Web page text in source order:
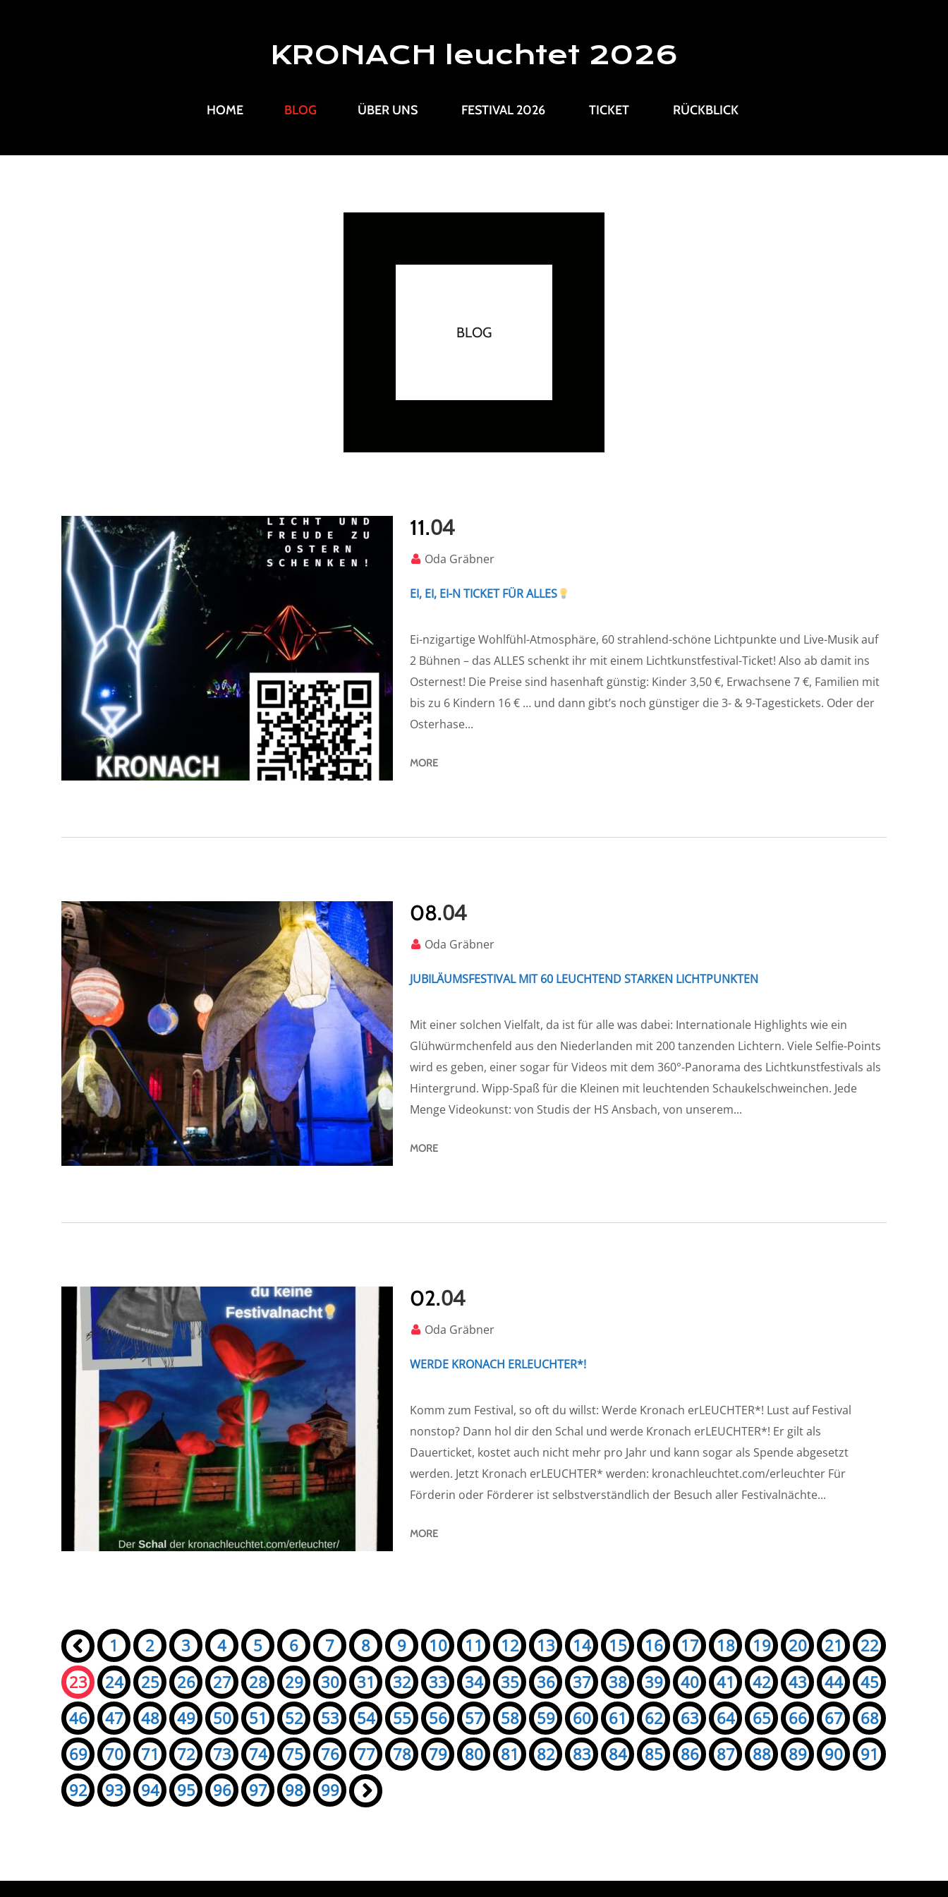
KRONACH leuchtet 2026
HOME BLOG ÜBER UNS FESTIVAL 2026 TICKET RÜCKBLICK
BLOG
11.04
Oda Gräbner
EI, EI, EI-N TICKET FÜR ALLES
Ei-nzigartige Wohlfühl-Atmosphäre, 60 strahlend-schöne Lichtpunkte und Live-Musik auf
2 Bühnen – das ALLES schenkt ihr mit einem Lichtkunstfestival-Ticket! Also ab damit ins
Osternest! Die Preise sind hasenhaft günstig: Kinder 3,50 €, Erwachsene 7 €, Familien mit
bis zu 6 Kindern 16 € … und dann gibt’s noch günstiger die 3- & 9-Tagestickets. Oder der
Osterhase...
MORE
08.04
Oda Gräbner
JUBILÄUMSFESTIVAL MIT 60 LEUCHTEND STARKEN LICHTPUNKTEN
Mit einer solchen Vielfalt, da ist für alle was dabei: Internationale Highlights wie ein
Glühwürmchenfeld aus den Niederlanden mit 200 tanzenden Lichtern. Viele Selfie-Points
wird es geben, einer sogar für Videos mit dem 360°-Panorama des Lichtkunstfestivals als
Hintergrund. Wipp-Spaß für die Kleinen mit leuchtenden Schaukelschweinchen. Jede
Menge Videokunst: von Studis der HS Ansbach, von unserem...
MORE
02.04
Oda Gräbner
WERDE KRONACH ERLEUCHTER*!
Komm zum Festival, so oft du willst: Werde Kronach erLEUCHTER*! Lust auf Festival
nonstop? Dann hol dir den Schal und werde Kronach erLEUCHTER*! Er gilt als
Dauerticket, kostet auch nicht mehr pro Jahr und kann sogar als Spende abgesetzt
werden. Jetzt Kronach erLEUCHTER* werden: kronachleuchtet.com/erleuchter Für
Förderin oder Förderer ist selbstverständlich der Besuch aller Festivalnächte...
MORE
Seiten:
« 1 2 3 4 5 6 7 8 9 10 11 12 13 14 15 16 17 18 19 20 21
22
23
24 25 26 27 28 29 30 31 32 33 34 35 36 37 38 39 40 41 42 43 44
45
46
47 48 49 50 51 52 53 54 55 56 57 58 59 60 61 62 63 64 65 66 67
68
69
70 71 72 73 74 75 76 77 78 79 80 81 82 83 84 85 86 87 88 89 90
91
92
93 94 95 96 97 98 99 »